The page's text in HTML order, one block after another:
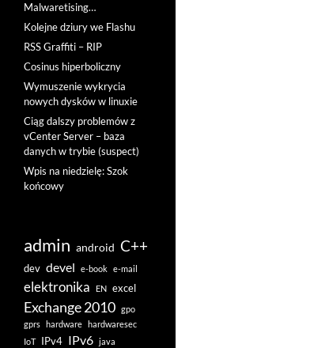
Malwaretising…
Kolejne dziury we Flashu
RSS Graffiti – RIP
Cosinus hiperboliczny
Wymuszenie wykrycia
nowych dysków w linuxie
Ciąg dalszy problemów z
vCenter Server – baza
danych w trybie (suspect)
Wpis na niedzielę: Szok
końcowy
admin android C++
dev devel e-book e-mail
elektronika EN excel
Exchange 2010 gpo
gprs hardware hardwaresec
IoT
IPv4 IPv6 java